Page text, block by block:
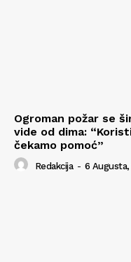
Ogroman požar se
vide od dima:
čekamo pomoć”
Redakcija - 6